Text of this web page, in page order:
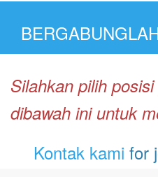
Silahkan pilih
dibawah ini untuk
Kontak kami for